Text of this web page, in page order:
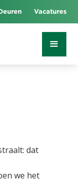
Vacatures
dat
we het